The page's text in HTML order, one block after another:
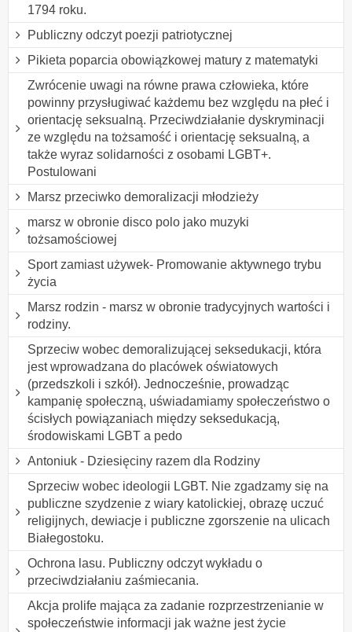
1794 roku.
Publiczny odczyt poezji patriotycznej
Pikieta poparcia obowiązkowej matury z matematyki
Zwrócenie uwagi na równe prawa człowieka, które
powinny przysługiwać każdemu bez względu na płeć i
orientację seksualną. Przeciwdziałanie dyskryminacji
ze względu na tożsamość i orientację seksualną, a
także wyraz solidarności z osobami LGBT+.
Postulowani
Marsz przeciwko demoralizacji młodzieży
marsz w obronie disco polo jako muzyki
tożsamościowej
Sport zamiast używek- Promowanie aktywnego trybu
życia
Marsz rodzin - marsz w obronie tradycyjnych wartości i
rodziny.
Sprzeciw wobec demoralizującej seksedukacji, która
jest wprowadzana do placówek oświatowych
(przedszkoli i szkół). Jednocześnie, prowadząc
kampanię społeczną, uświadamiamy społeczeństwo o
ścisłych powiązaniach między seksedukacją,
środowiskami LGBT a pedo
Antoniuk - Dziesięciny razem dla Rodziny
Sprzeciw wobec ideologii LGBT. Nie zgadzamy się na
publiczne szydzenie z wiary katolickiej, obrazę uczuć
religijnych, dewiacje i publiczne zgorszenie na ulicach
Białegostoku.
Ochrona lasu. Publiczny odczyt wykładu o
przeciwdziałaniu zaśmiecania.
Akcja prolife mająca za zadanie rozprzestrzenianie w
społeczeństwie informacji jak ważne jest życie